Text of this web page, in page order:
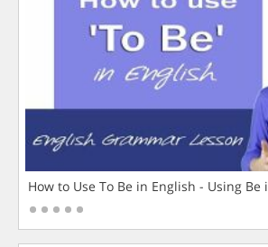
How to Use To Be in English - Using